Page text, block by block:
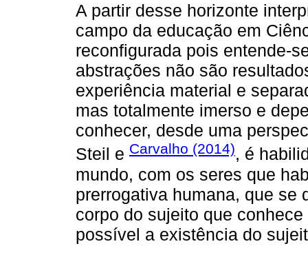
A partir desse horizonte
campo da educação em
reconfigurada pois entende-
abstrações não são
experiência material e
mas totalmente imerso e
conhecer, desde uma
Steil e Carvalho (2014), é
mundo, com os seres que
prerrogativa humana, que se
corpo do sujeito que
possível a existência do